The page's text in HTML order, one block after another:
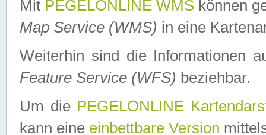
Mit PEGELONLINE WMS können
Map Service (WMS) in eine
Weiterhin sind die Informationen
Feature Service (WFS) beziehbar.
Um die PEGELONLINE
kann eine einbettbare Version